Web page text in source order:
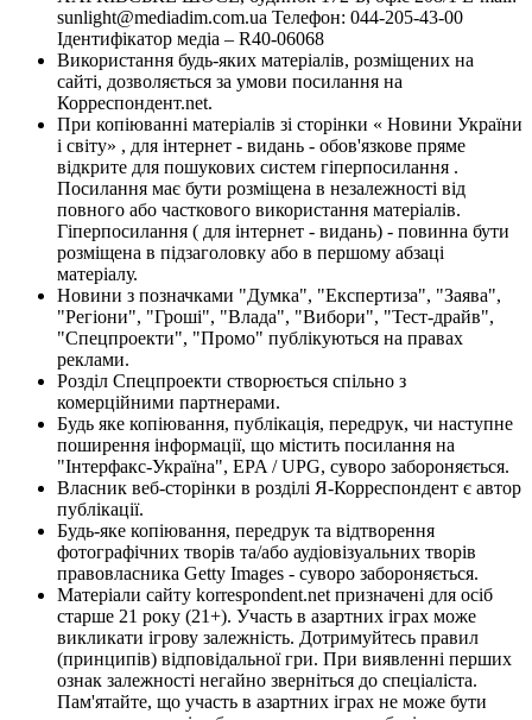
sunlight@mediadim.com.ua Телефон: 044-205-43-00
Ідентифікатор медіа – R40-06068
Використання будь-яких матеріалів, розміщених на
сайті, дозволяється за умови посилання на
Корреспондент.net.
При копіюванні матеріалів зі сторінки « Новини України
і світу» , для інтернет - видань - обов'язкове пряме
відкрите для пошукових систем гіперпосилання .
Посилання має бути розміщена в незалежності від
повного або часткового використання матеріалів.
Гіперпосилання ( для інтернет - видань) - повинна бути
розміщена в підзаголовку або в першому абзаці
матеріалу.
Новини з позначками "Думка", "Експертиза", "Заява",
"Регіони", "Гроші", "Влада", "Вибори", "Тест-драйв",
"Спецпроекти", "Промо" публікуються на правах
реклами.
Розділ Спецпроекти створюється спільно з
комерційними партнерами.
Будь яке копіювання, публікація, передрук, чи наступне
поширення інформації, що містить посилання на
"Інтерфакс-Україна", EPA / UPG, суворо забороняється.
Власник веб-сторінки в розділі Я-Корреспондент є автор
публікації.
Будь-яке копіювання, передрук та відтворення
фотографічних творів та/або аудіовізуальних творів
правовласника Getty Images - суворо забороняється.
Матеріали сайту korrespondent.net призначені для осіб
старше 21 року (21+). Участь в азартних іграх може
викликати ігрову залежність. Дотримуйтесь правил
(принципів) відповідальної гри. При виявленні перших
ознак залежності негайно зверніться до спеціаліста.
Пам'ятайте, що участь в азартних іграх не може бути